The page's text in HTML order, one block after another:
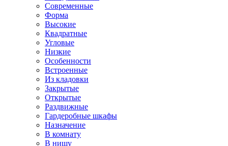
Современные
Форма
Высокие
Квадратные
Угловые
Низкие
Особенности
Встроенные
Из кладовки
Закрытые
Открытые
Раздвижные
Гардеробные шкафы
Назначение
В комнату
В нишу